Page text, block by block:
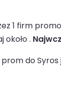
1 firm
około .
do Syros